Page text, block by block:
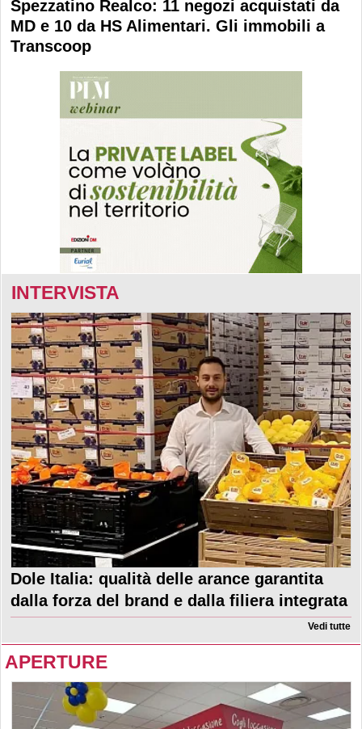
Spezzatino Realco: 11 negozi acquistati da
MD e 10 da HS Alimentari. Gli immobili a
Transcoop
INTERVISTA
Dole Italia: qualità delle arance garantita
dalla forza del brand e dalla filiera integrata
Vedi tutte
APERTURE